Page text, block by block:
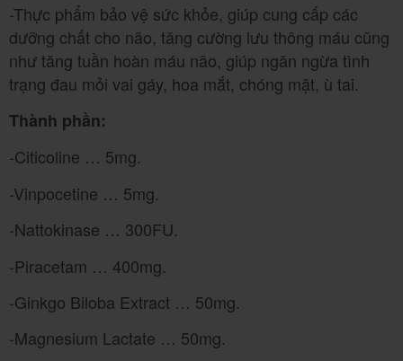
-Thực phẩm bảo vệ sức khỏe, giúp cung cấp các
dưỡng chất cho não, tăng cường lưu thông máu cũng
như tăng tuần hoàn máu não, giúp ngăn ngừa tình
trạng đau mỏi vai gáy, hoa mắt, chóng mặt, ù tai.
Thành phần:
-Citicoline … 5mg.
-Vinpocetine … 5mg.
-Nattokinase … 300FU.
-Piracetam … 400mg.
-Ginkgo Biloba Extract … 50mg.
-Magnesium Lactate … 50mg.